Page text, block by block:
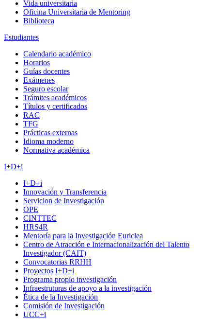
Vida universitaria
Oficina Universitaria de Mentoring
Biblioteca
Estudiantes
Calendario académico
Horarios
Guías docentes
Exámenes
Seguro escolar
Trámites académicos
Títulos y certificados
RAC
TFG
Prácticas externas
Idioma moderno
Normativa académica
I+D+i
I+D+i
Innovación y Transferencia
Servicion de Investigación
OPE
CINTTEC
HRS4R
Mentoría para la Investigación Euriclea
Centro de Atracción e Internacionalización del Talento
Investigador (CAIT)
Convocatorias RRHH
Proyectos I+D+i
Programa propio investigación
Infraestruturas de apoyo a la investigación
Ética de la Investigación
Comisión de Investigación
UCC+i